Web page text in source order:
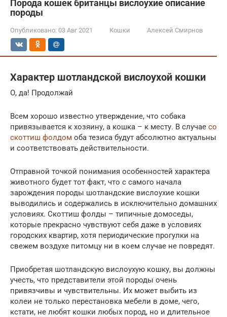
Порода кошек британцы вислоухие описание
породы
Опубликовано: 03 Авг 2021 Кошки Алексей Смирнов
Характер шотландской вислоухой кошки
О, да! Продолжай
Всем хорошо известно утверждение, что собака
привязывается к хозяину, а кошка – к месту. В случае со
скоттиш фолдом оба тезиса будут абсолютно актуальны
и соответствовать действительности.
Отправной точкой понимания особенностей характера
животного будет тот факт, что с самого начала
зарождения породы шотландские вислоухие кошки
выводились и содержались в исключительно домашних
условиях. Скоттиш фолды – типичные домоседы,
которые прекрасно чувствуют себя даже в условиях
городских квартир, хотя периодические прогулки на
свежем воздухе питомцу ни в коем случае не повредят.
Приобретая шотландскую вислоухую кошку, вы должны
учесть, что представители этой породы очень
привязчивы и чувствительны. Их может выбить из
колеи не только перестановка мебели в доме, чего,
кстати, не любят кошки любых пород, но и длительное